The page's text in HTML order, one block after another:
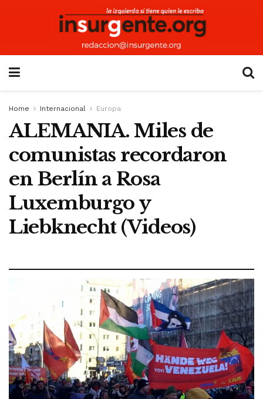
Home Internacional Europa
ALEMANIA. Miles de
comunistas recordaron
en Berlín a Rosa
Luxemburgo y
Liebknecht (Videos)